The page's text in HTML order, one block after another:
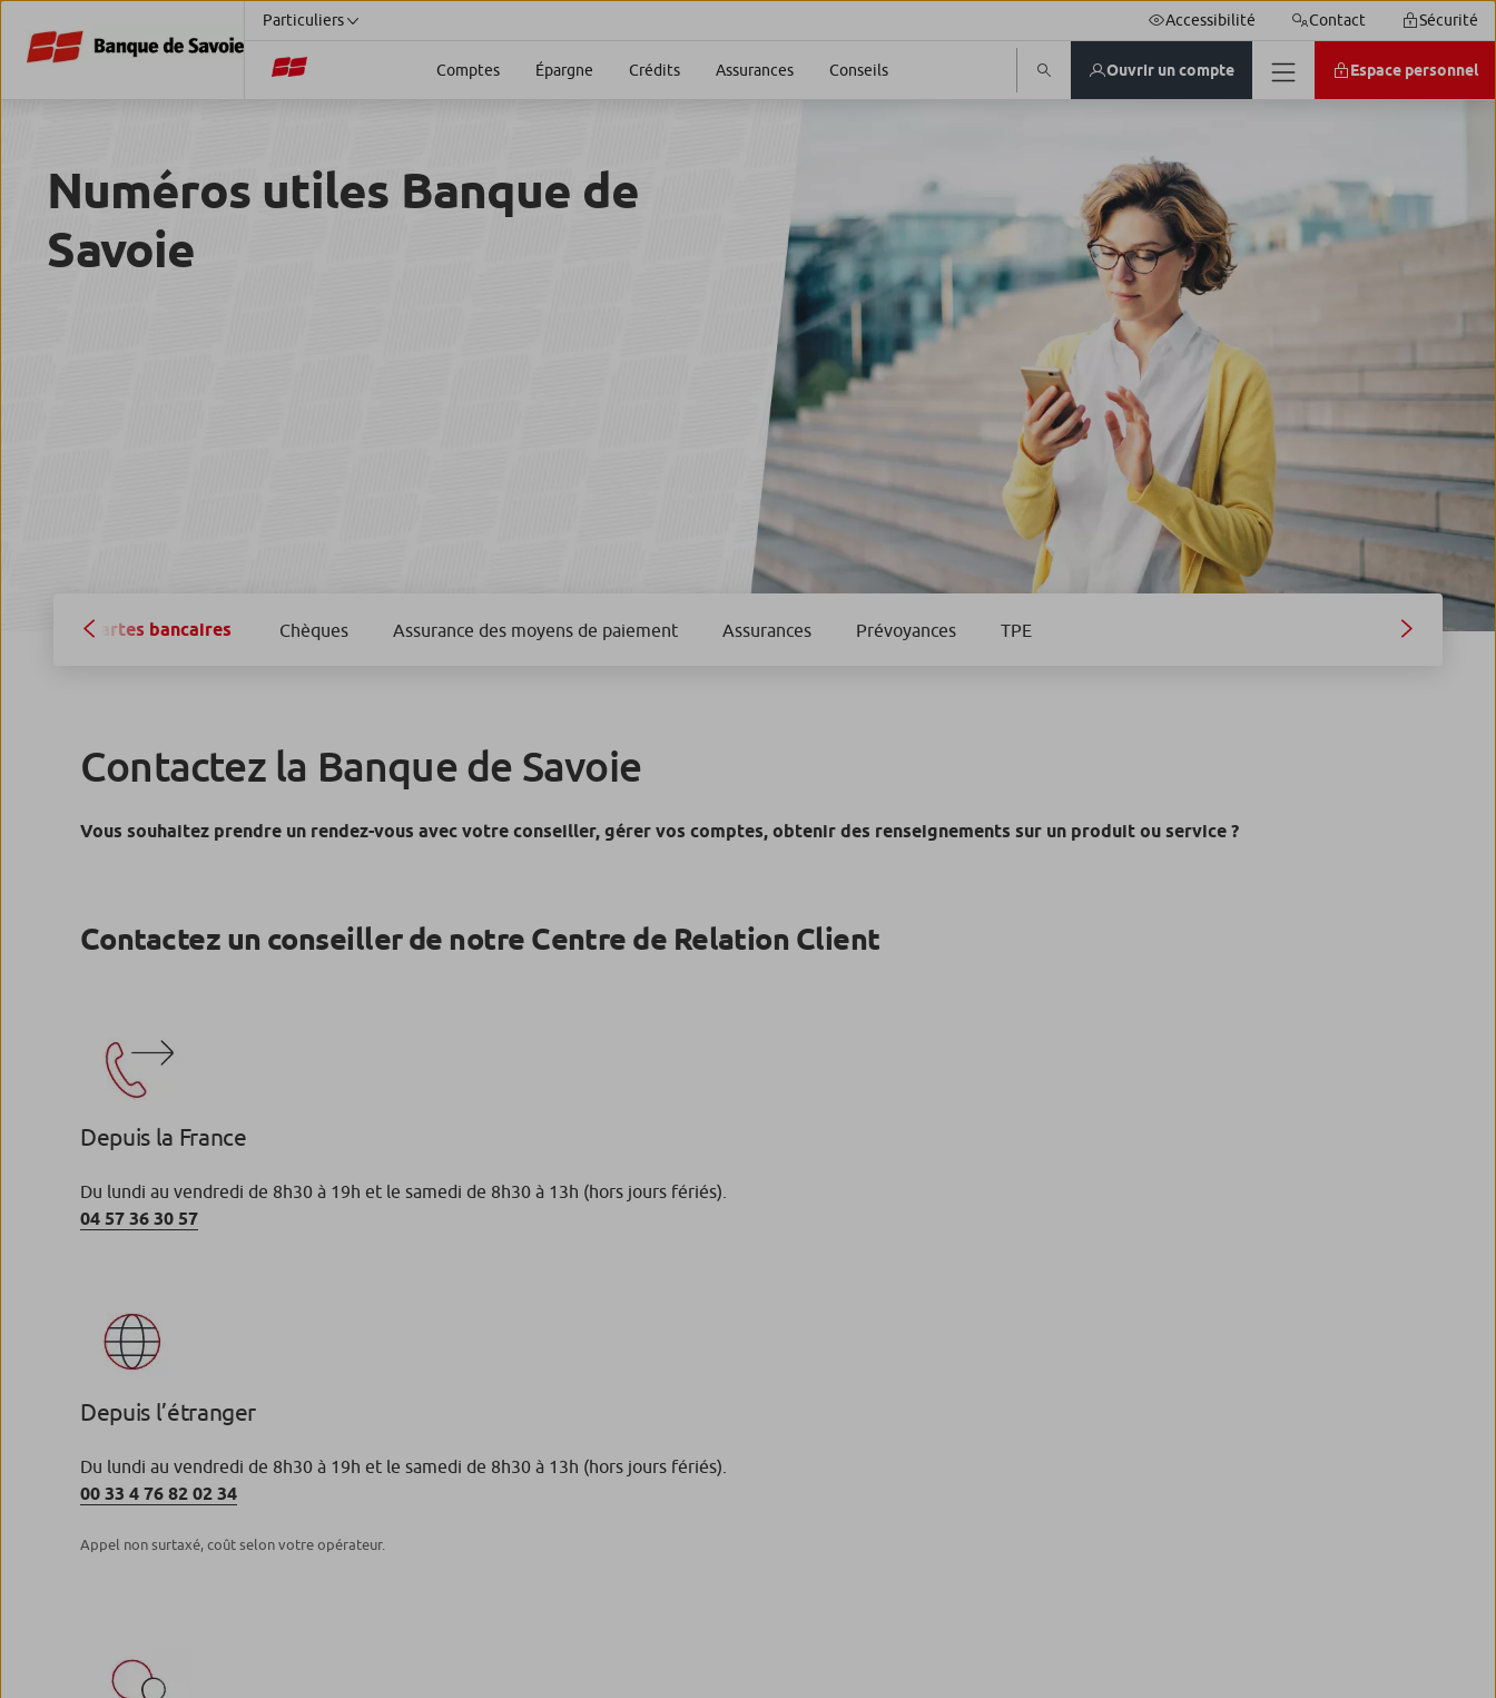
Particuliers Accessibilité Contact Sécurité
Comptes Épargne Crédits Assurances Conseils Ouvrir un compte Espace personnel
Numéros utiles Banque de
Savoie
Cartes bancaires Chèques Assurance des moyens de paiement Assurances Prévoyances TPE
Contactez la Banque de Savoie
Vous souhaitez prendre un rendez-vous avec votre conseiller, gérer vos comptes, obtenir des renseignements sur un produit ou service ?
Contactez un conseiller de notre Centre de Relation Client
Depuis la France
Du lundi au vendredi de 8h30 à 19h et le samedi de 8h30 à 13h (hors jours fériés).
04 57 36 30 57
Depuis l’étranger
Du lundi au vendredi de 8h30 à 19h et le samedi de 8h30 à 13h (hors jours fériés).
00 33 4 76 82 02 34
Appel non surtaxé, coût selon votre opérateur.